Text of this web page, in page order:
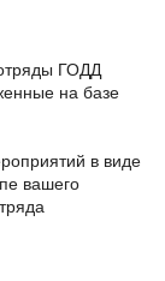
ГОДД
на базе
в виде
вашего